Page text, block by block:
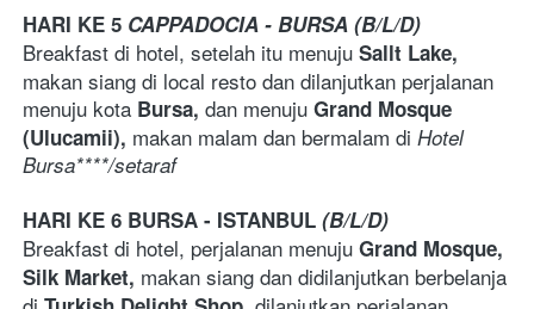
HARI KE 5 CAPPADOCIA - BURSA (B/L/D)
Breakfast di hotel, setelah itu menuju
makan siang di local resto dan dilanjutkan perjalanan
menuju kota Bursa, dan menuju Grand Mosque
(Ulucamii), makan malam dan bermalam di Hotel
Bursa****/setaraf
HARI KE 6 BURSA - ISTANBUL (B/L/D)
Breakfast di hotel, perjalanan menuju Grand Mosque,
Silk Market, makan siang dan didilanjutkan berbelanja